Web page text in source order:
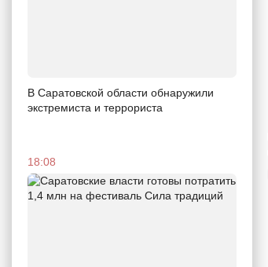
В Саратовской области обнаружили
экстремиста и террориста
18:08